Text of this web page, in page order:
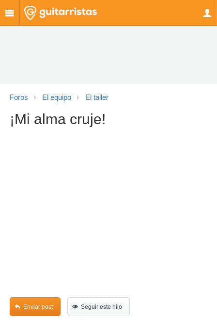
Foros El equipo El taller
¡Mi alma cruje!
Enviar post Seguir este hilo